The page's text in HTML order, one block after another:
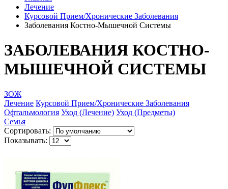
Лечение
Курсовой Прием/Хронические Заболевания
Заболевания Костно-Мышечной Системы
ЗАБОЛЕВАНИЯ КОСТНО-
МЫШЕЧНОЙ СИСТЕМЫ
ЗОЖ
Лечение Курсовой Прием/Хронические Заболевания
Офтальмология Уход (Лечение) Уход (Предметы)
Семья
Сортировать:
Показывать: